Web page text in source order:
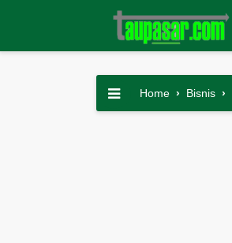
Home › Bisnis ›